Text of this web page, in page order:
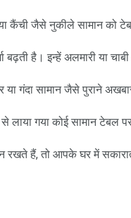
कैंची जैसे नुकीले सामान को
बढ़ती है। इन्हें अलमारी या
या गंदा सामान जैसे पुराने
लाया गया कोई सामान टेबल
रखते हैं, तो आपके घर में